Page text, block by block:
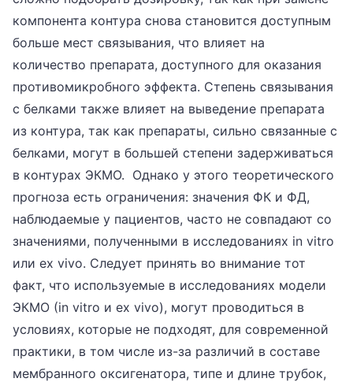
компонента контура снова становится доступным
больше мест связывания, что влияет на
количество препарата, доступного для оказания
противомикробного эффекта. Степень связывания
с белками также влияет на выведение препарата
из контура, так как препараты, сильно связанные с
белками, могут в большей степени задерживаться
в контурах ЭКМО. Однако у этого теоретического
прогноза есть ограничения: значения ФК и ФД,
наблюдаемые у пациентов, часто не совпадают со
значениями, полученными в исследованиях in vitro
или ex vivo. Следует принять во внимание тот
факт, что используемые в исследованиях модели
ЭКМО (in vitro и ex vivo), могут проводиться в
условиях, которые не подходят, для современной
практики, в том числе из-за различий в составе
мембранного оксигенатора, типе и длине трубок,